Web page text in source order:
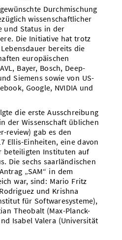
Durchmischung
wissenschaftlicher
und Status in der
Die Initiative hat trotz
bereits die
europäischen
Bayer, Bosch, Deep-
Siemens sowie von US-
Google, NVIDIA und
die erste Ausschreibung
der Wissenschaft üblichen
review) gab es den
Ellis-Einheiten, eine davon
beteiligten Instituten auf
Die sechs saarländischen
„SAM“ in dem
war, sind: Mario Fritz
und Krishna
für Softwaresysteme),
Theobalt (Max-Planck-
Isabel Valera (Universität